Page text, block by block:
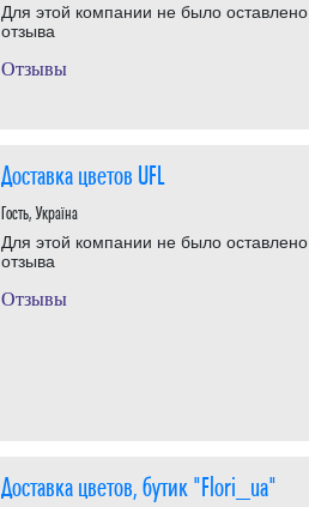
Для этой компании не было оставлено
отзыва
Отзывы
Доставка цветов UFL
Гость, Україна
Для этой компании не было оставлено
отзыва
Отзывы
Доставка цветов, бутик "Flori_ua"